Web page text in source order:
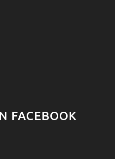
FACEBOOK